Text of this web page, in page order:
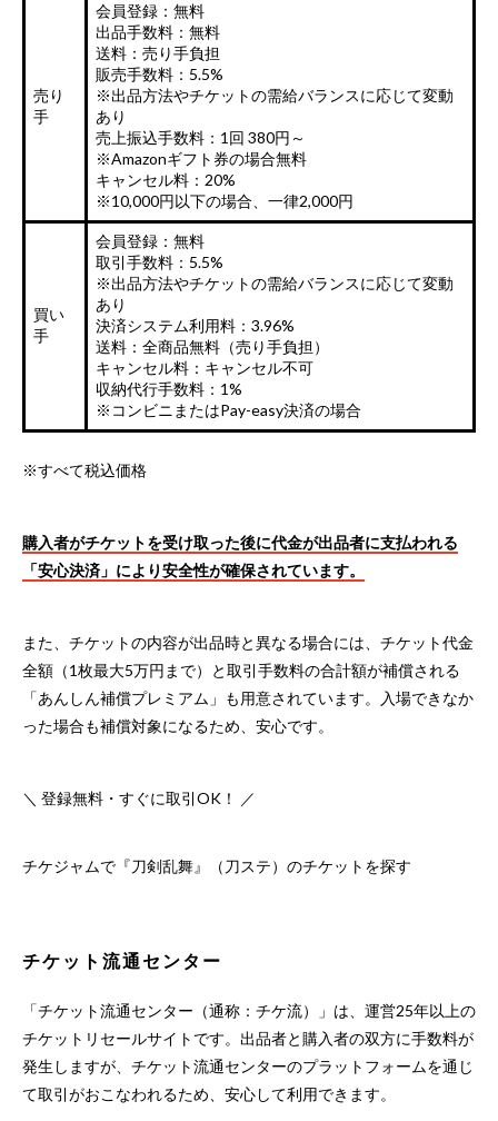
売り
手
会員登録：無料
出品手数料：無料
送料：売り手負担
販売手数料：5.5%
※出品方法やチケットの需給バランスに応じて変動
あり
売上振込手数料：1回 380円～
※Amazonギフト券の場合無料
キャンセル料：20%
※10,000円以下の場合、一律2,000円
買い
手
会員登録：無料
取引手数料：5.5%
※出品方法やチケットの需給バランスに応じて変動
あり
決済システム利用料：3.96%
送料：全商品無料（売り手負担）
キャンセル料：キャンセル不可
収納代行手数料：1%
※コンビニまたはPay-easy決済の場合
※すべて税込価格
購入者がチケットを受け取った後に代金が出品者に支払われる
「安心決済」により安全性が確保されています。
また、チケットの内容が出品時と異なる場合には、チケット代金
全額（1枚最大5万円まで）と取引手数料の合計額が補償される
「あんしん補償プレミアム」も用意されています。入場できなか
った場合も補償対象になるため、安心です。
＼ 登録無料・すぐに取引OK！ ／
チケジャムで『刀剣乱舞』（刀ステ）のチケットを探す
チケット流通センター
「チケット流通センター（通称：チケ流）」は、運営25年以上の
チケットリセールサイトです。出品者と購入者の双方に手数料が
発生しますが、チケット流通センターのプラットフォームを通じ
て取引がおこなわれるため、安心して利用できます。